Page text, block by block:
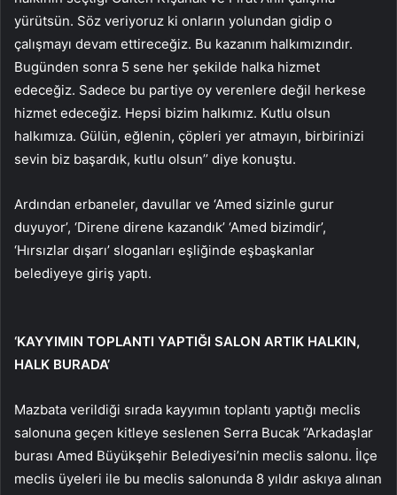
yürütsün. Söz veriyoruz ki onların yolundan gidip o
çalışmayı devam ettireceğiz. Bu kazanım halkımızındır.
Bugünden sonra 5 sene her şekilde halka hizmet
edeceğiz. Sadece bu partiye oy verenlere değil herkese
hizmet edeceğiz. Hepsi bizim halkımız. Kutlu olsun
halkımıza. Gülün, eğlenin, çöpleri yer atmayın, birbirinizi
sevin biz başardık, kutlu olsun’’ diye konuştu.
Ardından erbaneler, davullar ve ‘Amed sizinle gurur
duyuyor’, ‘Direne direne kazandık’ ‘Amed bizimdir’,
‘Hırsızlar dışarı’ sloganları eşliğinde eşbaşkanlar
belediyeye giriş yaptı.
‘KAYYIMIN TOPLANTI YAPTIĞI SALON ARTIK HALKIN,
HALK BURADA’
Mazbata verildiği sırada kayyımın toplantı yaptığı meclis
salonuna geçen kitleye seslenen Serra Bucak ‘’Arkadaşlar
burası Amed Büyükşehir Belediyesi’nin meclis salonu. İlçe
meclis üyeleri ile bu meclis salonunda 8 yıldır askıya alınan